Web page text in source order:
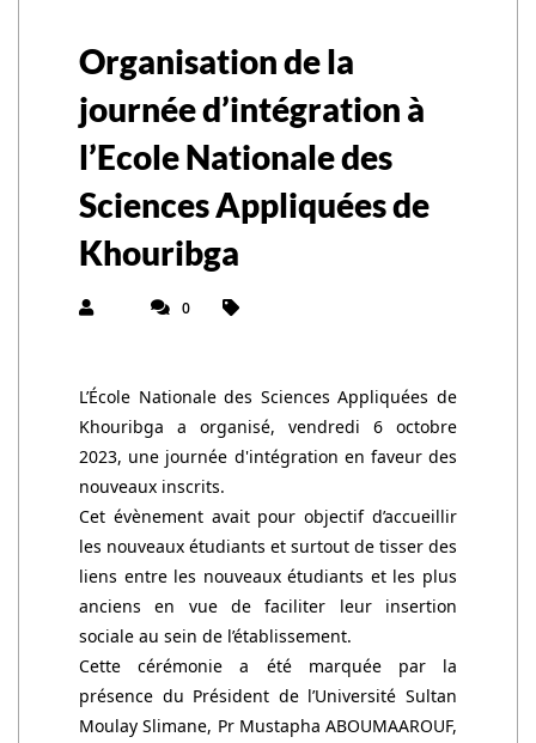
Organisation de la
journée d’intégration à
l’Ecole Nationale des
Sciences Appliquées de
Khouribga
0
L’École Nationale des Sciences Appliquées de
Khouribga a organisé, vendredi 6 octobre
2023, une journée d'intégration en faveur des
nouveaux inscrits.
Cet évènement avait pour objectif d’accueillir
les nouveaux étudiants et surtout de tisser des
liens entre les nouveaux étudiants et les plus
anciens en vue de faciliter leur insertion
sociale au sein de l’établissement.
Cette cérémonie a été marquée par la
présence du Président de l’Université Sultan
Moulay Slimane, Pr Mustapha ABOUMAAROUF,